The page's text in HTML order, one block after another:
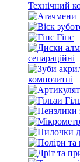
Технічний
Гіпс
сепараційні
композитні